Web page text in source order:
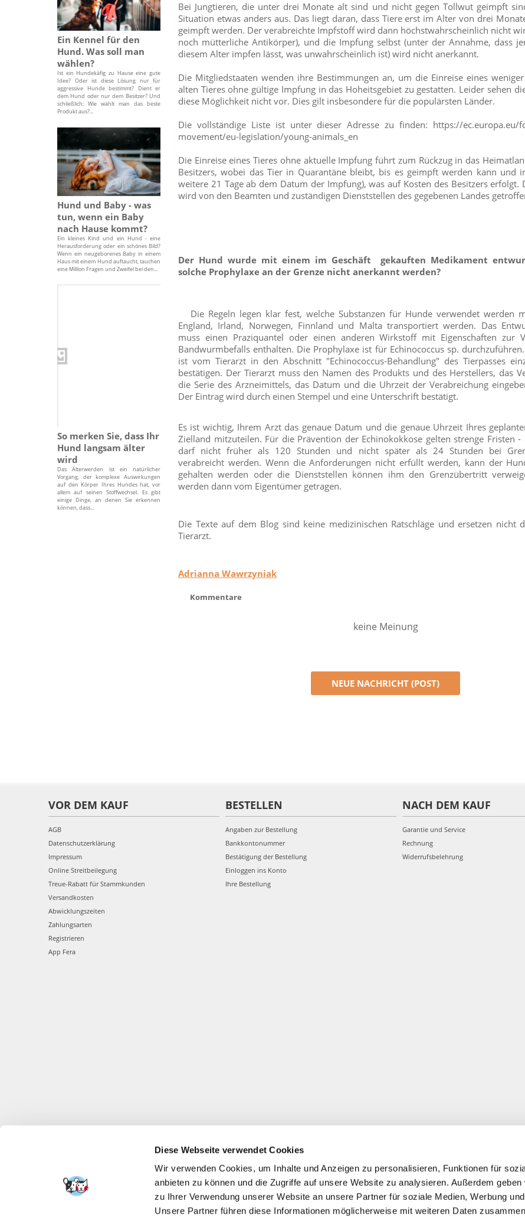
Diese Webseite verwendet Cookies
Wir verwenden Cookies, um Inhalte und Anzeigen zu personalisieren, Funktionen für
anbieten zu können und die Zugriffe auf unsere Website zu analysieren. Außerdem
zu Ihrer Verwendung unserer Website an unsere Partner für soziale Medien, Werbung
Unsere Partner führen diese Informationen möglicherweise mit weiteren Daten
Ein Kennel für den
Hund. Was soll man
wählen?
Ist ein Hundekäfig zu Hause eine gute
Idee? Oder ist diese Lösung nur für
aggressive Hunde bestimmt? Dient er
dem Hund oder nur dem Besitzer? Und
schließlich: Wie wählt man das beste
Produkt aus?...
Hund und Baby - was
tun, wenn ein Baby
nach Hause kommt?
Ein kleines Kind und ein Hund - eine
Herausforderung oder ein schönes Bild?
Wenn ein neugeborenes Baby in einem
Haus mit einem Hund auftaucht, tauchen
eine Million Fragen und Zweifel bei den...
So merken Sie, dass Ihr
Hund langsam älter
wird
Das Älterwerden ist ein natürlicher
Vorgang, der komplexe Auswirkungen
auf den Körper Ihres Hundes hat, vor
allem auf seinen Stoffwechsel. Es gibt
einige Dinge, an denen Sie erkennen
können, dass...
Bei Jungtieren, die unter drei Monate alt sind und nicht gegen Tollwut geimpft
Situation etwas anders aus. Das liegt daran, dass Tiere erst im Alter von drei
geimpft werden. Der verabreichte Impfstoff wird dann höchstwahrscheinlich nicht
noch mütterliche Antikörper), und die Impfung selbst (unter der Annahme, dass
diesem Alter impfen lässt, was unwahrscheinlich ist) wird nicht anerkannt.
Die Mitgliedstaaten wenden ihre Bestimmungen an, um die Einreise eines
alten Tieres ohne gültige Impfung in das Hoheitsgebiet zu gestatten. Leider sehen
diese Möglichkeit nicht vor. Dies gilt insbesondere für die populärsten Länder.
Die vollständige Liste ist unter dieser Adresse zu finden: https://ec.europa.eu/
movement/eu-legislation/young-animals_en
Die Einreise eines Tieres ohne aktuelle Impfung führt zum Rückzug in das
Besitzers, wobei das Tier in Quarantäne bleibt, bis es geimpft werden kann und
weitere 21 Tage ab dem Datum der Impfung), was auf Kosten des Besitzers erfolgt.
wird von den Beamten und zuständigen Dienststellen des gegebenen Landes
Der Hund wurde mit einem im Geschäft gekauften Medikament
solche Prophylaxe an der Grenze nicht anerkannt werden?
Die Regeln legen klar fest, welche Substanzen für Hunde verwendet werden
England, Irland, Norwegen, Finnland und Malta transportiert werden. Das
muss einen Praziquantel oder einen anderen Wirkstoff mit Eigenschaften zur
Bandwurmbefalls enthalten. Die Prophylaxe ist für Echinococcus sp.
ist vom Tierarzt in den Abschnitt "Echinococcus-Behandlung" des Tierpasses
bestätigen. Der Tierarzt muss den Namen des Produkts und des Herstellers, das
die Serie des Arzneimittels, das Datum und die Uhrzeit der Verabreichung
Der Eintrag wird durch einen Stempel und eine Unterschrift bestätigt.
Es ist wichtig, Ihrem Arzt das genaue Datum und die genaue Uhrzeit Ihres
Zielland mitzuteilen. Für die Prävention der Echinokokkose gelten strenge Fristen -
darf nicht früher als 120 Stunden und nicht später als 24 Stunden bei
verabreicht werden. Wenn die Anforderungen nicht erfüllt werden, kann der
gehalten werden oder die Dienststellen können ihm den Grenzübertritt
werden dann vom Eigentümer getragen.
Die Texte auf dem Blog sind keine medizinischen Ratschläge und ersetzen nicht
Tierarzt.
Adrianna Wawrzyniak
Kommentare
keine Meinung
NEUE NACHRICHT (POST)
VOR DEM KAUF
AGB
Datenschutzerklärung
Impressum
Online Streitbeilegung
Treue-Rabatt für Stammkunden
Versandkosten
Abwicklungszeiten
Zahlungsarten
Registrieren
App Fera
BESTELLEN
Angaben zur Bestellung
Bankkontonummer
Bestätigung der Bestellung
Einloggen ins Konto
Ihre Bestellung
NACH DEM KAUF
Garantie und Service
Rechnung
Widerrufsbelehrung